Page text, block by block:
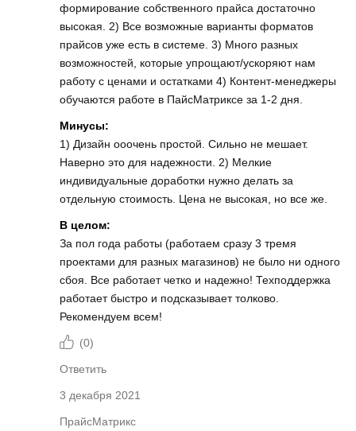
формирование собственного прайса достаточно
высокая. 2) Все возможные варианты форматов
прайсов уже есть в системе. 3) Много разных
возможностей, которые упрощают/ускоряют нам
работу с ценами и остатками 4) Контент-менеджеры
обучаются работе в ПайсМатриксе за 1-2 дня.
Минусы:
1) Дизайн ооочень простой. Сильно не мешает.
Наверно это для надежности. 2) Мелкие
индивидуальные доработки нужно делать за
отдельную стоимость. Цена не высокая, но все же.
В целом:
За пол года работы (работаем сразу 3 тремя
проектами для разных магазинов) не было ни одного
сбоя. Все работает четко и надежно! Техподдержка
работает быстро и подсказывает толково.
Рекомендуем всем!
(0)
Ответить
3 декабря 2021
ПрайсМатрикс